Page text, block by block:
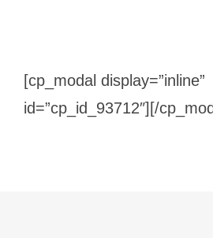
[cp_modal display=”inline”
id=”cp_id_93712″][/